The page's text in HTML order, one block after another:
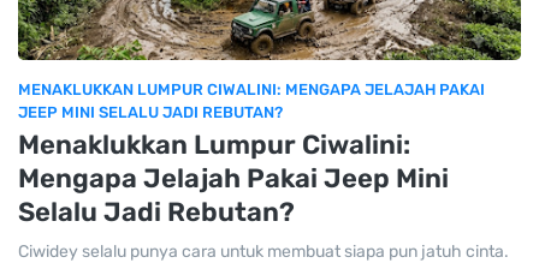
MENAKLUKKAN LUMPUR CIWALINI: MENGAPA JELAJAH PAKAI
JEEP MINI SELALU JADI REBUTAN?
Menaklukkan Lumpur Ciwalini:
Mengapa Jelajah Pakai Jeep Mini
Selalu Jadi Rebutan?
Ciwidey selalu punya cara untuk membuat siapa pun jatuh cinta.